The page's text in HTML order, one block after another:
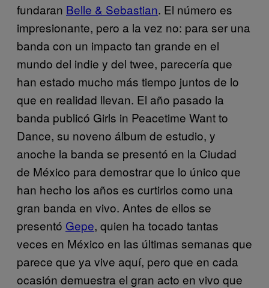
fundaran Belle & Sebastian. El número es
impresionante, pero a la vez no: para ser una
banda con un impacto tan grande en el
mundo del indie y del twee, parecería que
han estado mucho más tiempo juntos de lo
que en realidad llevan. El año pasado la
banda publicó Girls in Peacetime Want to
Dance, su noveno álbum de estudio, y
anoche la banda se presentó en la Ciudad
de México para demostrar que lo único que
han hecho los años es curtirlos como una
gran banda en vivo. Antes de ellos se
presentó Gepe, quien ha tocado tantas
veces en México en las últimas semanas que
parece que ya vive aquí, pero que en cada
ocasión demuestra el gran acto en vivo que